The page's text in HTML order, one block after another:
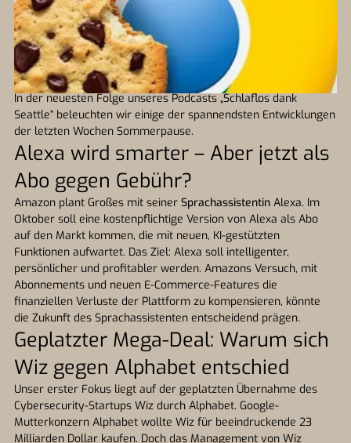
In der neuesten Folge unseres Podcasts „Schlaflos dank
Seattle“ beleuchten wir einige der spannendsten Entwicklungen
der letzten Wochen Sommerpause.
Alexa wird smarter – Aber jetzt als
Abo gegen Gebühr?
Amazon plant Großes mit seiner Sprachassistentin Alexa. Im
Oktober soll eine kostenpflichtige Version von Alexa als Abo
auf den Markt kommen, die mit neuen, KI-gestützten
Funktionen aufwartet. Das Ziel: Alexa soll intelligenter,
persönlicher und profitabler werden. Amazons Versuch, mit
Abonnements und neuen E-Commerce-Features die
finanziellen Verluste der Plattform zu kompensieren, könnte
die Zukunft des Sprachassistenten entscheidend prägen.
Geplatzter Mega-Deal: Warum sich
Wiz gegen Alphabet entschied
Unser erster Fokus liegt auf der geplatzten Übernahme des
Cybersecurity-Startups Wiz durch Alphabet. Google-
Mutterkonzern Alphabet wollte Wiz für beeindruckende 23
Milliarden Dollar kaufen. Doch das Management von Wiz